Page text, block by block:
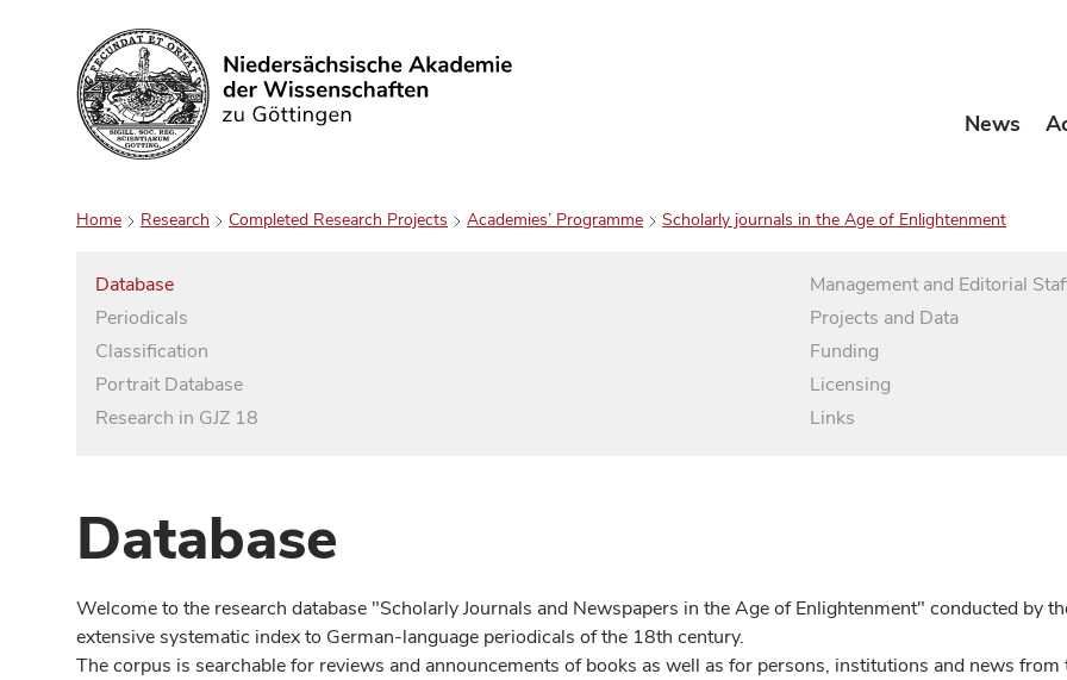
Search News
Home Research Completed Research Projects Academies’ Programme Scholarly journals in the Age of Enlightenment
Database
Periodicals
Classification
Portrait Database
Research in GJZ 18
Management and Editorial
Projects and Data
Funding
Licensing
Links
Database
Welcome to the research database "Scholarly Journals and Newspapers in the Age of Enlightenment" conducted by
extensive systematic index to German-language periodicals of the 18th century.
The corpus is searchable for reviews and announcements of books as well as for persons, institutions and news